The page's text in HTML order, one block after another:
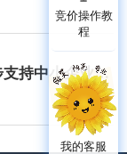
南宁市人民政府关于进一步支持中小企业融资的实施意见 南府发〔2009〕77号
竞价操作教
程
我的客服